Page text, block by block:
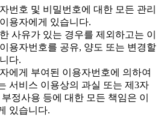
번호 및 비밀번호에 대한 모든 관리
용자에게 있습니다.
사유가 있는 경우를 제외하고는 이
용자번호를 공유, 양도 또는 변경할
다.
에게 부여된 이용자번호에 의하여
서비스 이용상의 과실 또는 제3자
정사용 등에 대한 모든 책임은 이
있습니다.